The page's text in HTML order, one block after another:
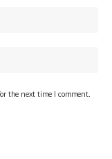
the next time I comment.